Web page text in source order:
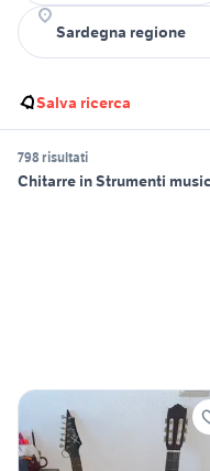
Salva ricerca
798 risultati
Chitarre in Strumenti